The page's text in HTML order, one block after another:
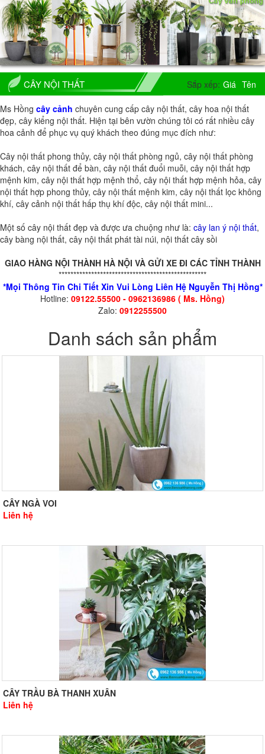
CÂY NỘI THẤT Sắp xếp: Giá Tên
Ms Hồng cây cảnh chuyên cung cấp cây nội thất, cây hoa nội thất
đẹp, cây kiểng nội thất. Hiện tại bên vườn chúng tôi có rất nhiều cây
hoa cảnh để phục vụ quý khách theo đúng mục đích như:
Cây nội thất phong thủy, cây nội thất phòng ngủ, cây nội thất phòng
khách, cây nội thất để bàn, cây nội thất đuổi muỗi, cây nội thất hợp
mệnh kim, cây nội thất hợp mệnh thổ, cây nội thất hợp mệnh hỏa, cây
nội thất hợp phong thủy, cây nội thất mệnh kim, cây nội thất lọc không
khí, cây cảnh nội thất hấp thụ khí độc, cây nội thất mini...
Một số cây nội thất đẹp và được ưa chuộng như là: cây lan ý nội thất,
cây bàng nội thất, cây nội thất phát tài núi, nội thất cây sồi
GIAO HÀNG NỘI THÀNH HÀ NỘI VÀ GỬI XE ĐI CÁC TỈNH THÀNH
**************************************************
*Mọi Thông Tin Chi Tiết Xin Vui Lòng Liên Hệ Nguyễn Thị Hồng*
Hotline: 09122.55500 - 0962136986 ( Ms. Hồng)
Zalo: 0912255500
Danh sách sản phẩm
CÂY NGÀ VOI
Liên hệ
CÂY TRẦU BÀ THANH XUÂN
Liên hệ